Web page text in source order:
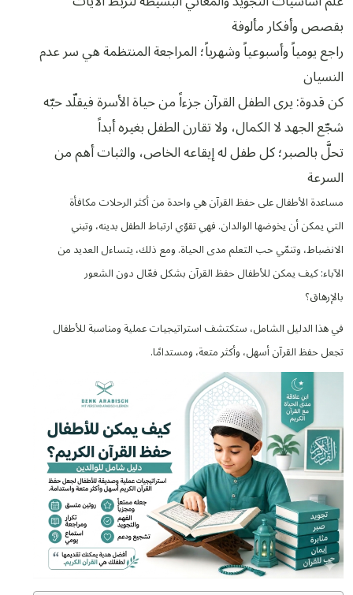
بقصص وأفكار مألوفة
راجع يومياً وأسبوعياً وشهرياً؛ المراجعة المنتظمة هي سر عدم
النسيان
كن قدوة: يرى الطفل القرآن جزءاً من حياة الأسرة فيقلّد حبّه
شجّع الجهد لا الكمال، ولا تقارن الطفل بغيره أبداً
تحلَّ بالصبر؛ كل طفل له إيقاعه الخاص، والثبات أهم من
السرعة
مساعدة الأطفال على حفظ القرآن هي واحدة من أكثر الرحلات مكافأة
التي يمكن أن يخوضها الوالدان. فهي تقوّي ارتباط الطفل بدينه، وتبني
الانضباط، وتنمّي حب التعلم مدى الحياة. ومع ذلك، يتساءل العديد من
الآباء: كيف يمكن للأطفال حفظ القرآن بشكل فعّال دون الشعور
بالإرهاق؟
في هذا الدليل الشامل، ستكتشف استراتيجيات عملية ومناسبة للأطفال
تجعل حفظ القرآن أسهل، وأكثر متعة، ومستدامًا.